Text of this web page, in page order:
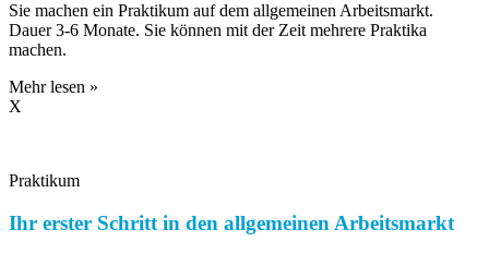
Sie machen ein Praktikum auf dem allgemeinen Arbeitsmarkt.
Dauer 3-6 Monate. Sie können mit der Zeit mehrere Praktika
machen.
Mehr lesen »
X
Praktikum
Ihr erster Schritt in den allgemeinen Arbeitsmarkt